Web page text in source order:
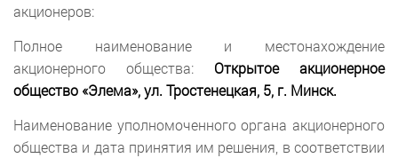
акционеров:
Полное наименование и местонахождение
акционерного общества: Открытое акционерное
общество «Элема», ул. Тростенецкая, 5, г. Минск.
Наименование уполномоченного органа акционерного
общества и дата принятия им решения, в соответствии